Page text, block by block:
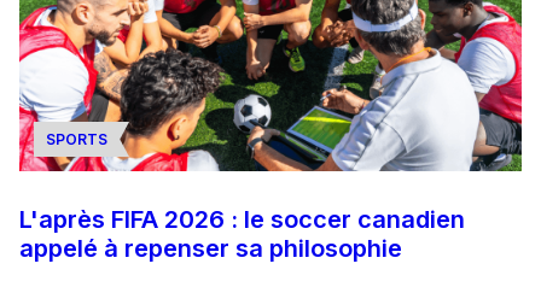
SPORTS
L'après FIFA 2026 : le soccer canadien
appelé à repenser sa philosophie